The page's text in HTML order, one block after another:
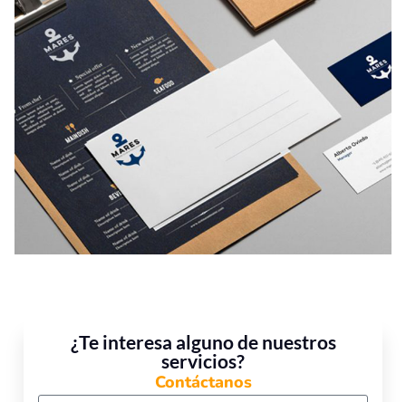
¿Te interesa alguno de nuestros
servicios?
Contáctanos